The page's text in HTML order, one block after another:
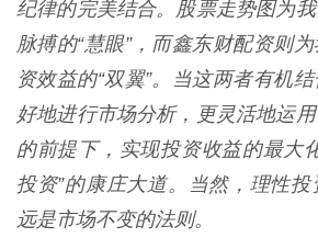
纪律的完美结合。股票走势图为
脉搏的“慧眼”，而鑫东财配资则
资效益的“双翼”。当这两者有机
好地进行市场分析，更灵活地运
的前提下，实现投资收益的最大
投资”的康庄大道。当然，理性
远是市场不变的法则。